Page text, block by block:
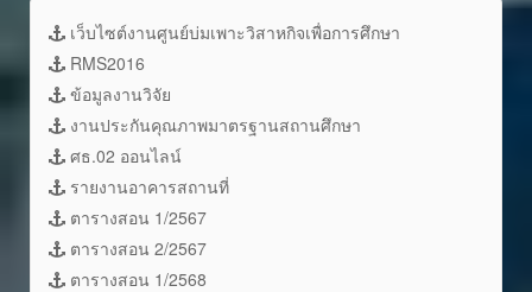
เว็บไซต์งานศูนย์บ่มเพาะวิสาหกิจเพื่อการศึกษา
RMS2016
ข้อมูลงานวิจัย
งานประกันคุณภาพมาตรฐานสถานศึกษา
ศธ.02 ออนไลน์
รายงานอาคารสถานที่
ตารางสอน 1/2567
ตารางสอน 2/2567
ตารางสอน 1/2568